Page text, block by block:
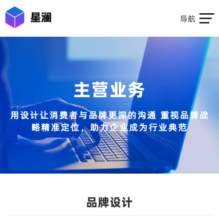
导航
主营业务
用设计让消费者与品牌更深的沟通 重视品牌战
略精准定位，助力企业成为行业典范
品牌设计